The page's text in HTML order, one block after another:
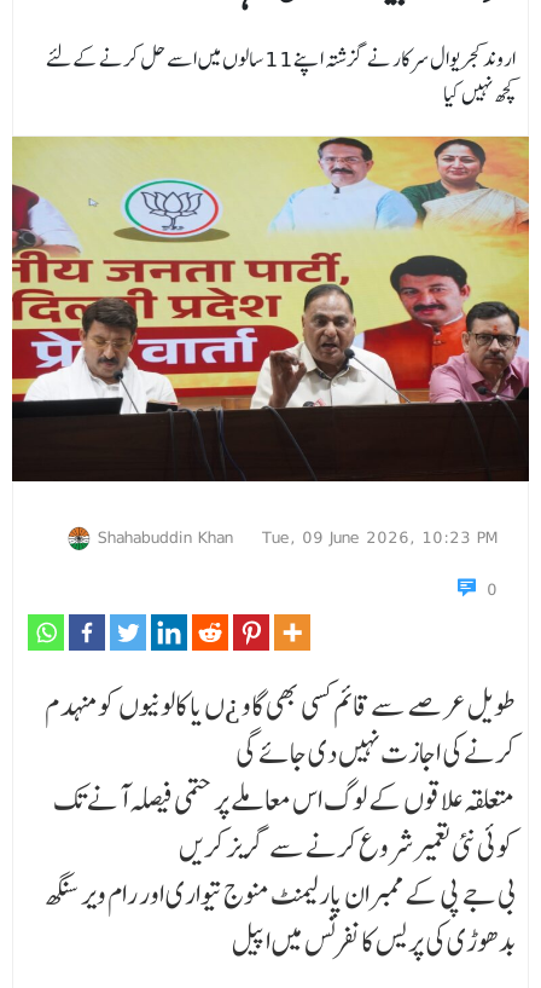
اروند کجریوال سرکار نے گزشتہ اپنے11 سالوں میں اسے حل کرنے کےلئے
کچھ نہیں کیا
Shahabuddin Khan
Tue, 09 June 2026, 10:23 PM
0
طویل عرصے سے قائم کسی بھی گاو ¿ں یا کالونیوں کو منہدم
کرنے کی اجازت نہیں دی جائے گی
متعلقہ علاقوں کے لوگ اس معاملے پر حتمی فیصلہ آنے تک
کوئی نئی تعمیر شروع کرنے سے گریز کریں
بی جے پی کے ممبران پارلیمنٹ منوج تیواری اور رام ویر سنگھ
بدھوڑی کی پریس کانفرنس میں اپیل